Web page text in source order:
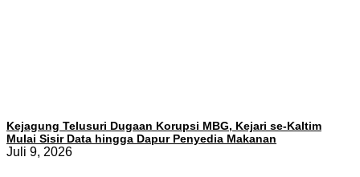
Kejagung Telusuri Dugaan Korupsi MBG, Kejari se-Kaltim
Mulai Sisir Data hingga Dapur Penyedia Makanan
Juli 9, 2026